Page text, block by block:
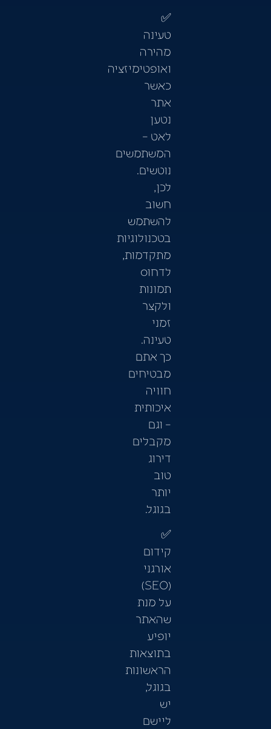
✅
טעינה
מהירה
ואופטימיזציה
כאשר
אתר
נטען
לאט –
המשתמשים
נוטשים.
לכן,
חשוב
להשתמש
בטכנולוגיות
מתקדמות,
לדחוס
תמונות
ולקצר
זמני
טעינה.
כך אתם
מבטיחים
חוויה
איכותית
– וגם
מקבלים
דירוג
טוב
יותר
בגוגל.
✅
קידום
אורגני
(SEO)
על מנת
שהאתר
יופיע
בתוצאות
הראשונות
בגוגל,
יש
ליישם